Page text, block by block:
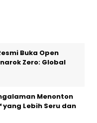
Buka Open
Zero: Global
Menonton
yang Lebih Seru dan